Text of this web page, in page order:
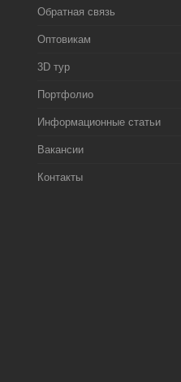
Обратная связь
Оптовикам
3D тур
Портфолио
Информационные статьи
Вакансии
Контакты